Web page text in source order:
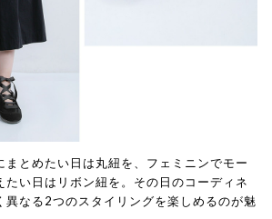
まとめたい日は丸紐を、フェミニンでモー
たい日はリボン紐を。その日のコーディネ
異なる2つのスタイリングを楽しめるのが魅